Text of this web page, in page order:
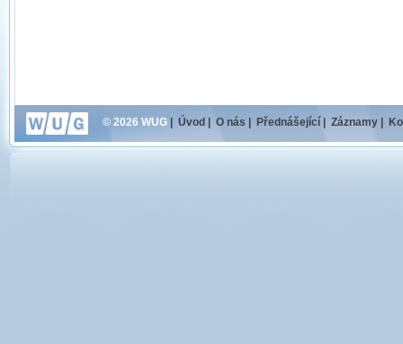
© 2026 WUG Úvod O nás Přednášející Záznamy